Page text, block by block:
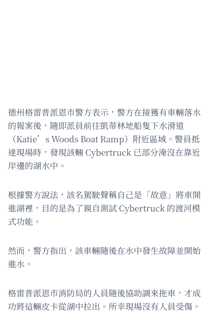
德州格雷普派恩市警方表示，警方在接獲有車輛落水
的報案後，隨即派員前往凱蒂林地船隻下水滑道
（Katie’s Woods Boat Ramp）附近區域。警員抵
達現場時，發現該輛 Cybertruck 已部分淹沒在靠近
岸邊的湖水中。
根據警方說法，該名駕駛聲稱自己是「故意」將車開
進湖裡，目的是為了親自測試 Cybertruck 的渡河模
式功能。
然而，警方指出，該車輛隨後在水中發生故障並開始
進水。
格雷普派恩市消防局的人員隨後協助調來拖車，才成
功將這輛皮卡從湖中拉出。所幸現場沒有人員受傷。